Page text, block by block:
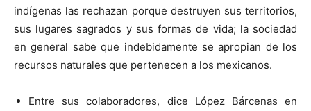
indígenas las rechazan porque destruyen sus territorios,
sus lugares sagrados y sus formas de vida; la sociedad
en general sabe que indebidamente se apropian de los
recursos naturales que pertenecen a los mexicanos.
Entre sus colaboradores, dice López Bárcenas en